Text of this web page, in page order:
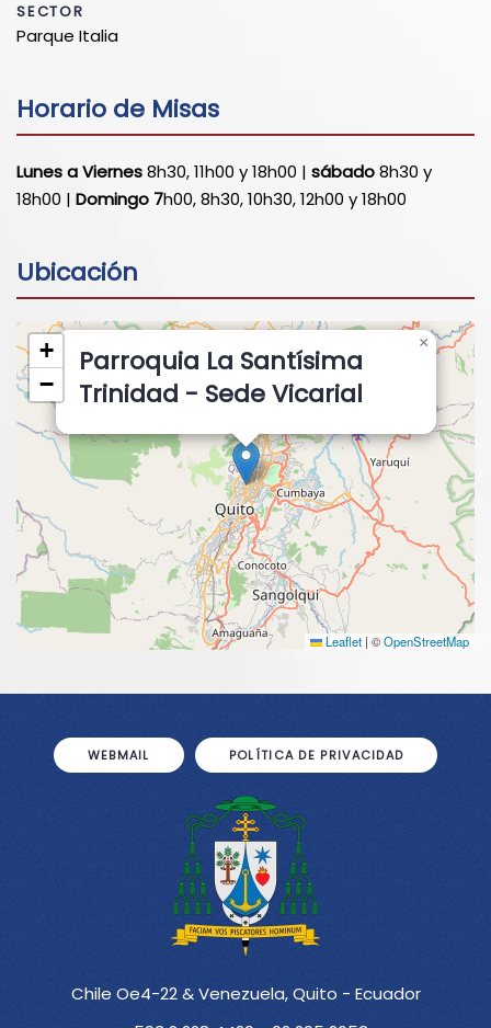
SECTOR
Parque Italia
Horario de Misas
Lunes a Viernes8h30, 11h00 y 18h00 | sábado8h30 y
18h00 | Domingo 7h00, 8h30, 10h30, 12h00 y 18h00
Ubicación
Parroquia La Santísima
Trinidad - Sede Vicarial
×
+
−
Leaflet | ©OpenStreetMap
WEBMAIL POLÍTICA DE PRIVACIDAD
Chile Oe4-22 & Venezuela, Quito - Ecuador